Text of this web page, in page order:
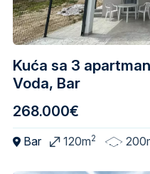
Kuća sa 3
Voda, Bar
268.000€
Bar 120m2